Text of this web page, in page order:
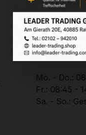
Service-
+49 (0) 2102
Mo. - Do.:
Fr.: 08:45 -
Sa. - So.: